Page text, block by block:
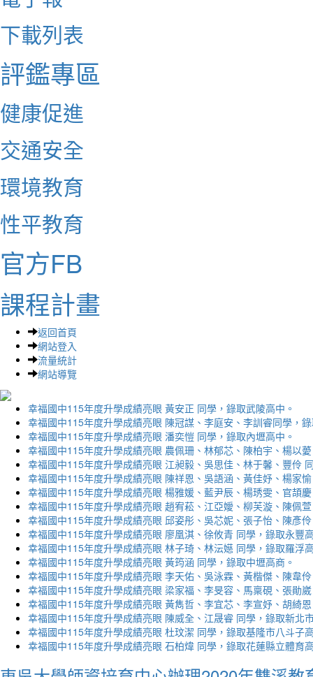
下載列表
評鑑專區
健康促進
交通安全
環境教育
性平教育
官方FB
課程計畫
返回首頁
網站登入
流量統計
網站導覽
幸福國中115年度升學成績亮眼 黃安正 同學，錄取武陵高中。
幸福國中115年度升學成績亮眼 陳冠謀、李庭安、李訓睿同學，
幸福國中115年度升學成績亮眼 潘奕愷 同學，錄取內壢高中。
幸福國中115年度升學成績亮眼 農佩珊、林郁芯、陳柏宇、楊以
幸福國中115年度升學成績亮眼 江昶毅、吳思佳、林于馨、豐伶
幸福國中115年度升學成績亮眼 陳祥恩、吳語涵、黃佳妤、楊家
幸福國中115年度升學成績亮眼 楊雅媛、藍尹辰、楊琇雯、官頡
幸福國中115年度升學成績亮眼 趙宥菘、江亞嬡、柳芙漩、陳佩
幸福國中115年度升學成績亮眼 邱姿彤、吳芯妮、張子怡、陳彥
幸福國中115年度升學成績亮眼 廖凰淇、徐攸青 同學，錄取永豐
幸福國中115年度升學成績亮眼 林子琦、林沄嬨 同學，錄取羅浮
幸福國中115年度升學成績亮眼 黃筠涵 同學，錄取中壢高商。
幸福國中115年度升學成績亮眼 李天佑、吳泳霖、黃楷傑、陳韋
幸福國中115年度升學成績亮眼 梁家福、李旻容、馬稟硯、張勛
幸福國中115年度升學成績亮眼 黃雋哲、李宜芯、李宣妤、胡綺
幸福國中115年度升學成績亮眼 陳威全、江晟睿 同學，錄取新北
幸福國中115年度升學成績亮眼 杜玟潔 同學，錄取基隆市八斗子
幸福國中115年度升學成績亮眼 石柏煒 同學，錄取花蓮縣立體育